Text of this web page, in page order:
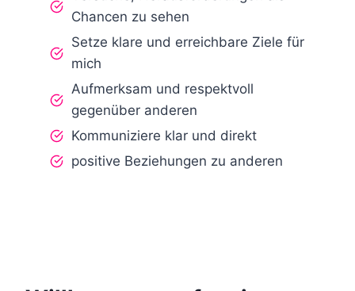
Chancen zu sehen
Setze klare und erreichbare Ziele für
mich
Aufmerksam und respektvoll
gegenüber anderen
Kommuniziere klar und direkt
positive Beziehungen zu anderen